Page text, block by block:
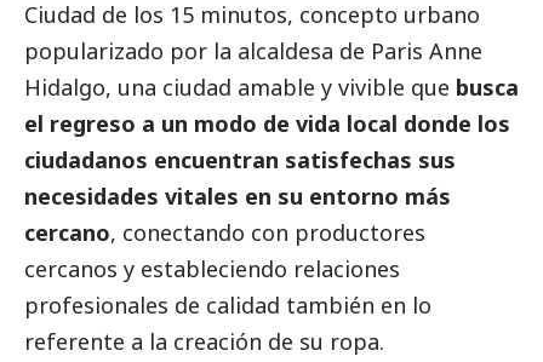
Ciudad de los 15 minutos, concepto urbano
popularizado por la alcaldesa de Paris Anne
Hidalgo, una ciudad amable y vivible que busca
el regreso a un modo de vida local donde los
ciudadanos encuentran satisfechas sus
necesidades vitales en su entorno más
cercano, conectando con productores
cercanos y estableciendo relaciones
profesionales de calidad también en lo
referente a la creación de su ropa.